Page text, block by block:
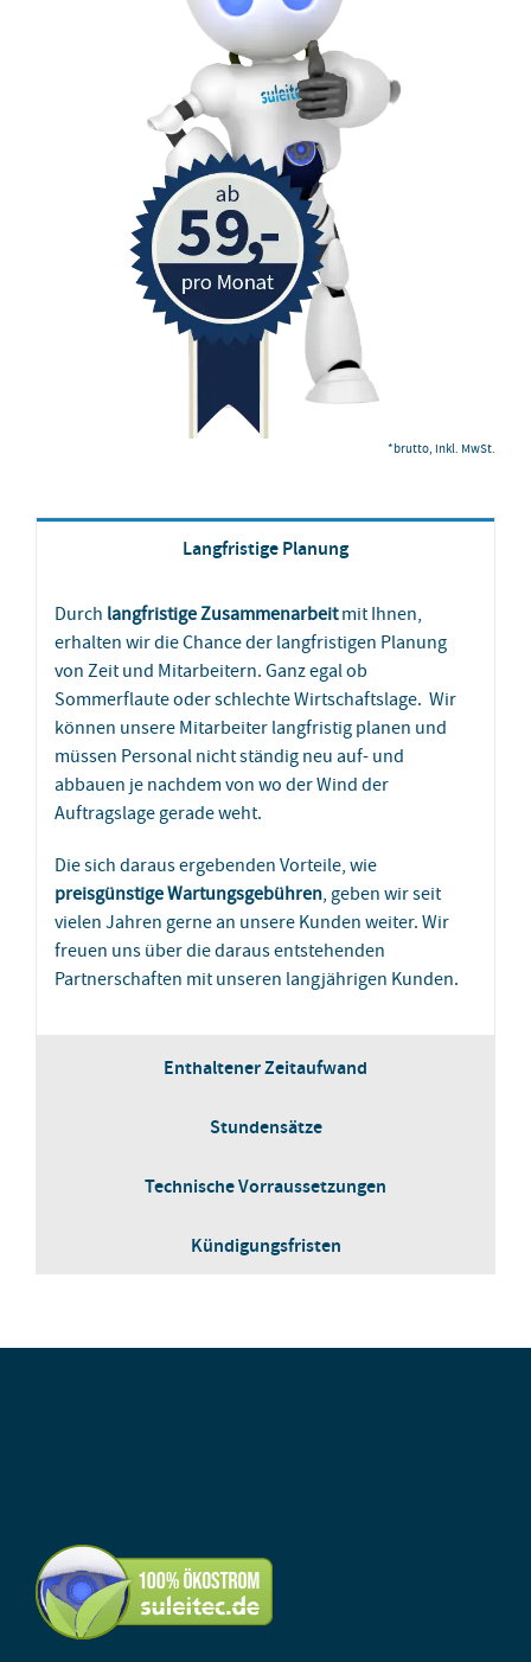
*brutto, inkl. MwSt.
Langfristige Planung
Durch langfristige Zusammenarbeitmit Ihnen,
erhalten wir die Chance der langfristigen Planung
von Zeit und Mitarbeitern. Ganz egal ob
Sommerflaute oder schlechte Wirtschaftslage. Wir
können unsere Mitarbeiter langfristig planen und
müssen Personal nicht ständig neu auf- und
abbauen je nachdem von wo der Wind der
Auftragslage gerade weht.
Die sich daraus ergebenden Vorteile, wie
preisgünstige Wartungsgebühren, geben wir seit
vielen Jahren gerne an unsere Kunden weiter. Wir
freuen uns über die daraus entstehenden
Partnerschaften mit unseren langjährigen Kunden.
Enthaltener Zeitaufwand
Stundensätze
Technische Vorraussetzungen
Kündigungsfristen